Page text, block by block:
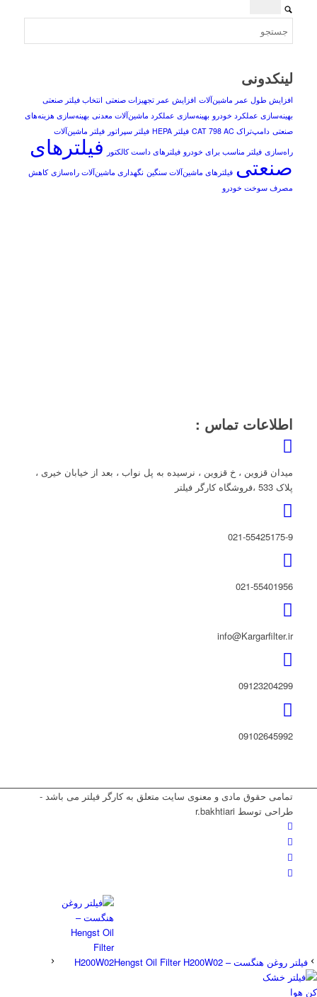
لینکدونی
افزایش طول عمر ماشین‌آلات افزایش عمر تجهیزات صنعتی انتخاب فیلتر صنعتی
بهینه‌سازی عملکرد خودرو بهینه‌سازی عملکرد ماشین‌آلات معدنی بهینه‌سازی هزینه‌های
صنعتی دامپ‌تراک CAT 798 AC فیلتر HEPA فیلتر سپراتور فیلتر ماشین‌آلات
راه‌سازی فیلتر مناسب برای خودرو فیلترهای داست کالکتور فیلترهای
صنعتی فیلترهای ماشین‌آلات سنگین نگهداری ماشین‌آلات راه‌سازی کاهش
مصرف سوخت خودرو
اطلاعات تماس :
میدان قزوین ، خ قزوین ، نرسیده به پل نواب ، بعد از خیابان خیری ،
پلاک 533 ،فروشگاه کارگر فیلتر
021-55425175-9
021-55401956
info@Kargarfilter.ir
09123204299
09102645992
تمامی حقوق مادی و معنوی سایت متعلق به کارگر فیلتر می باشد -
طراحی توسط r.bakhtiari
فیلتر روغن هنگست – Hengst Oil Filter H200W02